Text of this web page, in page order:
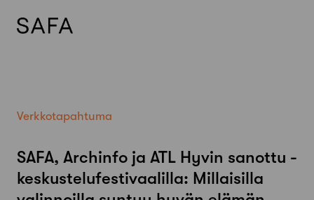
Verkkotapahtuma
SAFA, Archinfo ja ATL Hyvin sanottu -
keskustelufestivaalilla: Millaisilla